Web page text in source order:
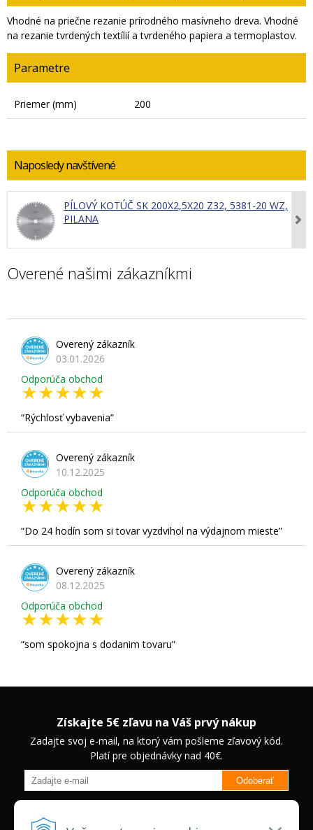
Vhodné na priečne rezanie prírodného masívneho dreva. Vhodné
na rezanie tvrdených textílií a tvrdeného papiera a termoplastov.
Parametre
Priemer (mm) 200
Naposledy navštívené
PÍLOVÝ KOTÚČ SK 200X2,5X20 Z32, 5381-20 WZ,
PILANA
Overené našimi zákazníkmi
Overený zákazník
03.01.2026
Odporúča obchod
Rýchlosť vybavenia
Overený zákazník
10.12.2025
Odporúča obchod
Do 24 hodín som si tovar vyzdvihol na výdajnom mieste
Overený zákazník
08.12.2025
Odporúča obchod
som spokojna s dodanim tovaru
Získajte 5€ zľavu na Váš prvý nákup
Zadajte svoj e-mail, na ktorý vám pošleme zľavový kód.
Platí pre objednávky nad 40€.
Odoberať
zľavách na vybrané produkty.
Neplatí pre Veľkoobchodných